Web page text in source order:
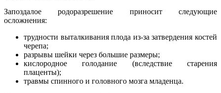
Запоздалое родоразрешение приносит следующие
осложнения:
трудности выталкивания плода из-за затвердения костей
черепа;
разрывы шейки через большие размеры;
кислородное голодание (вследствие старения
плаценты);
травмы спинного и головного мозга младенца.